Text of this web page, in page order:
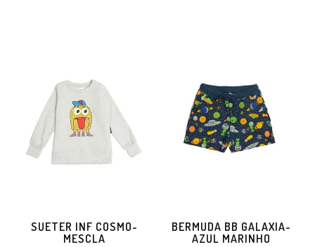
SUETER INF COSMO-
MESCLA
BERMUDA BB GALAXIA-
AZUL MARINHO